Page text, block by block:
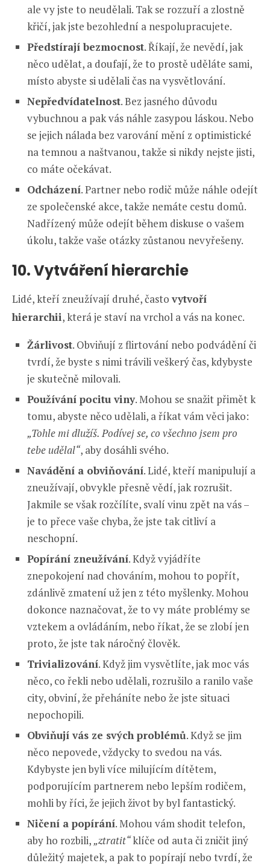
ale vy jste to neudělali. Tak se rozzuří a zlostně
křičí, jak jste bezohlední a nespolupracujete.
Předstírají bezmocnost. Říkají, že nevědí, jak
něco udělat, a doufají, že to prostě uděláte sami,
místo abyste si udělali čas na vysvětlování.
Nepředvídatelnost. Bez jasného důvodu
vybuchnou a pak vás náhle zasypou láskou. Nebo
se jejich nálada bez varování mění z optimistické
na temnou a naštvanou, takže si nikdy nejste jisti,
co máte očekávat.
Odcházení. Partner nebo rodič může náhle odejít
ze společenské akce, takže nemáte cestu domů.
Nadřízený může odejít během diskuse o vašem
úkolu, takže vaše otázky zůstanou nevyřešeny.
10. Vytváření hierarchie
Lidé, kteří zneužívají druhé, často vytvoří
hierarchii, která je staví na vrchol a vás na konec.
Žárlivost. Obviňují z flirtování nebo podvádění či
tvrdí, že byste s nimi trávili veškerý čas, kdybyste
je skutečně milovali.
Používání pocitu viny. Mohou se snažit přimět k
tomu, abyste něco udělali, a říkat vám věci jako:
„Tohle mi dlužíš. Podívej se, co všechno jsem pro
tebe udělal“, aby dosáhli svého.
Navádění a obviňování. Lidé, kteří manipulují a
zneužívají, obvykle přesně vědí, jak rozrušit.
Jakmile se však rozčílíte, svalí vinu zpět na vás –
je to přece vaše chyba, že jste tak citliví a
neschopní.
Popírání zneužívání. Když vyjádříte
znepokojení nad chováním, mohou to popřít,
zdánlivě zmatení už jen z této myšlenky. Mohou
dokonce naznačovat, že to vy máte problémy se
vztekem a ovládáním, nebo říkat, že se zlobí jen
proto, že jste tak náročný člověk.
Trivializování. Když jim vysvětlíte, jak moc vás
něco, co řekli nebo udělali, rozrušilo a ranilo vaše
city, obviní, že přeháníte nebo že jste situaci
nepochopili.
Obviňují vás ze svých problémů. Když se jim
něco nepovede, vždycky to svedou na vás.
Kdybyste jen byli více milujícím dítětem,
podporujícím partnerem nebo lepším rodičem,
mohli by říci, že jejich život by byl fantastický.
Ničení a popírání. Mohou vám shodit telefon,
aby ho rozbili,„ztratit“klíče od auta či zničit jiný
důležitý majetek, a pak to popírají nebo tvrdí, že